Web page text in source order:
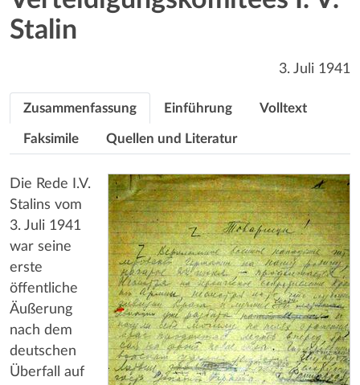
Stalin
3. Juli 1941
Zusammenfassung Einführung Volltext
Faksimile Quellen und Literatur
Die Rede I.V.
Stalins vom
3. Juli 1941
war seine
erste
öffentliche
Äußerung
nach dem
deutschen
Überfall auf